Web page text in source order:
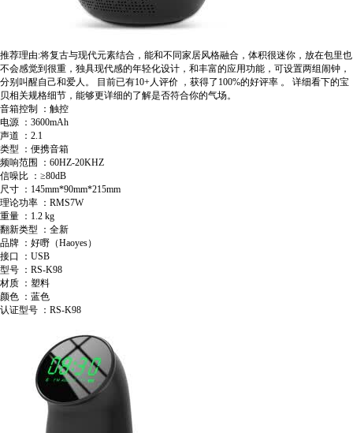
推荐理由:将复古与现代元素结合，能和不同家居风格融合，体积很迷你，放在包里也
不会感觉到很重，独具现代感的年轻化设计，和丰富的应用功能，可设置两组闹钟，
分别叫醒自己和爱人。
目前已有10+人评价 ，获得了100%的好评率 。
详细看下的宝
贝相关规格细节，能够更详细的了解是否符合你的气场。
音箱控制 ：触控
电源 ：3600mAh
声道 ：2.1
类型 ：便携音箱
频响范围 ：60HZ-20KHZ
信噪比 ：≥80dB
尺寸 ：145mm*90mm*215mm
理论功率 ：RMS7W
重量 ：1.2 kg
翻新类型 ：全新
品牌 ：好嘢（Haoyes）
接口 ：USB
型号 ：RS-K98
材质 ：塑料
颜色 ：蓝色
认证型号 ：RS-K98